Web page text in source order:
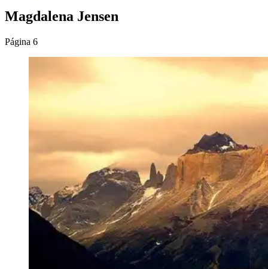
Magdalena Jensen
Página 6